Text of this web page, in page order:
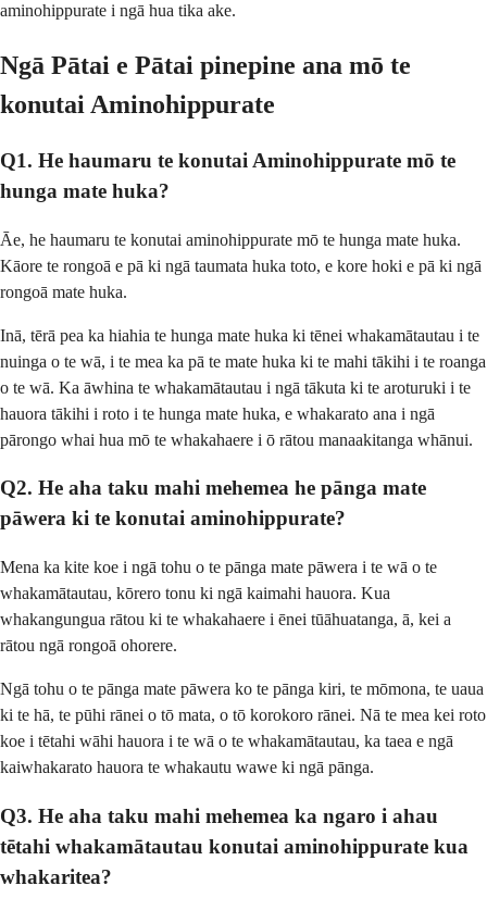
aminohippurate i ngā hua tika ake.
Ngā Pātai e Pātai pinepine ana mō te
konutai Aminohippurate
Q1. He haumaru te konutai Aminohippurate mō te
hunga mate huka?
Āe, he haumaru te konutai aminohippurate mō te hunga mate huka.
Kāore te rongoā e pā ki ngā taumata huka toto, e kore hoki e pā ki ngā
rongoā mate huka.
Inā, tērā pea ka hiahia te hunga mate huka ki tēnei whakamātautau i te
nuinga o te wā, i te mea ka pā te mate huka ki te mahi tākihi i te roanga
o te wā. Ka āwhina te whakamātautau i ngā tākuta ki te aroturuki i te
hauora tākihi i roto i te hunga mate huka, e whakarato ana i ngā
pārongo whai hua mō te whakahaere i ō rātou manaakitanga whānui.
Q2. He aha taku mahi mehemea he pānga mate
pāwera ki te konutai aminohippurate?
Mena ka kite koe i ngā tohu o te pānga mate pāwera i te wā o te
whakamātautau, kōrero tonu ki ngā kaimahi hauora. Kua
whakangungua rātou ki te whakahaere i ēnei tūāhuatanga, ā, kei a
rātou ngā rongoā ohorere.
Ngā tohu o te pānga mate pāwera ko te pānga kiri, te mōmona, te uaua
ki te hā, te pūhi rānei o tō mata, o tō korokoro rānei. Nā te mea kei roto
koe i tētahi wāhi hauora i te wā o te whakamātautau, ka taea e ngā
kaiwhakarato hauora te whakautu wawe ki ngā pānga.
Q3. He aha taku mahi mehemea ka ngaro i ahau
tētahi whakamātautau konutai aminohippurate kua
whakaritea?